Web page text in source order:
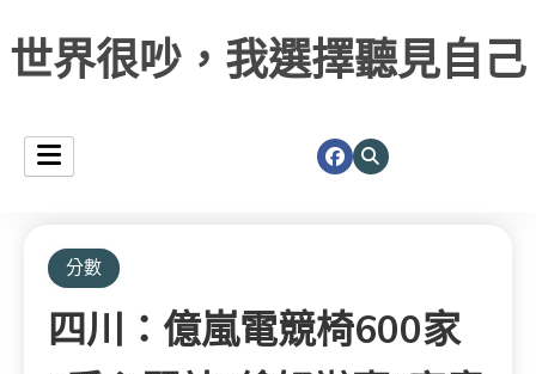
世界很吵，我選擇聽見自己
分數
四川：億嵐電競椅600家